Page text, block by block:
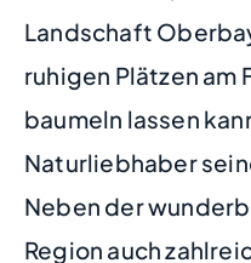
Landschaft
ruhigen Plätzen am
baumeln lassen
Naturliebhaber
Neben der
Region auch